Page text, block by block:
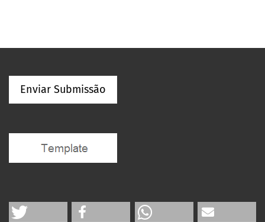
Enviar Submissão